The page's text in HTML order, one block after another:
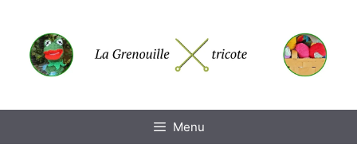
contenu
Menu